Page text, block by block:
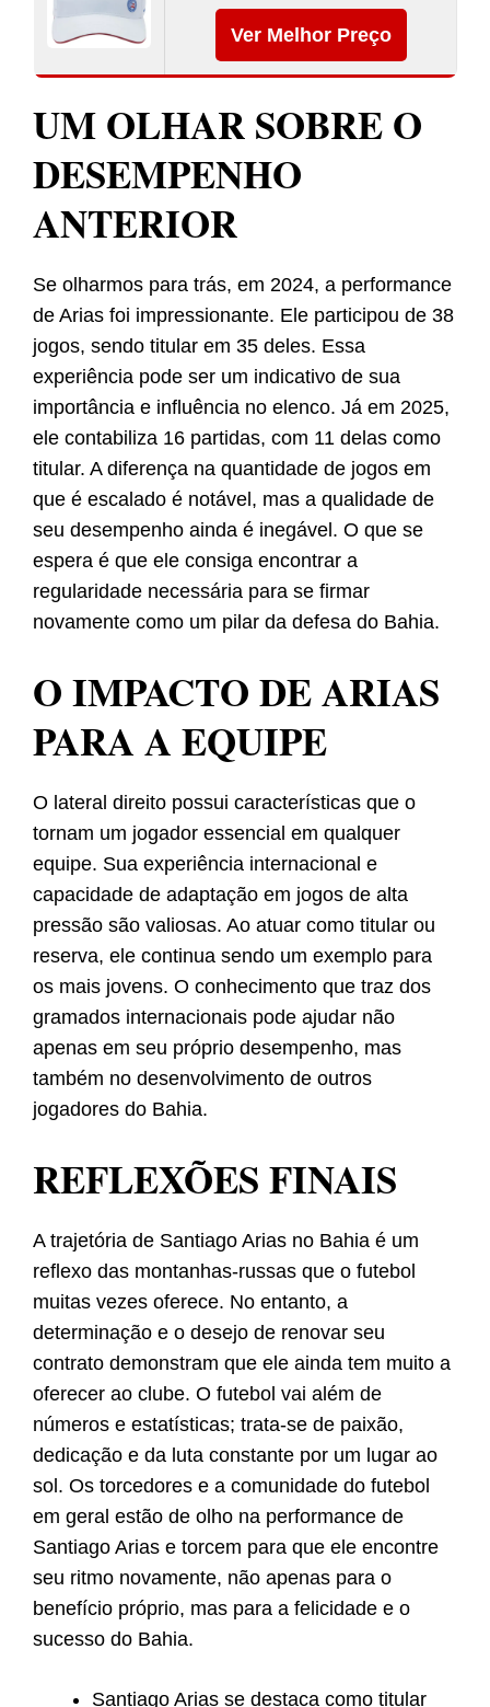
Ver Melhor Preço
UM OLHAR SOBRE O
DESEMPENHO
ANTERIOR
Se olharmos para trás, em 2024, a performance
de Arias foi impressionante. Ele participou de 38
jogos, sendo titular em 35 deles. Essa
experiência pode ser um indicativo de sua
importância e influência no elenco. Já em 2025,
ele contabiliza 16 partidas, com 11 delas como
titular. A diferença na quantidade de jogos em
que é escalado é notável, mas a qualidade de
seu desempenho ainda é inegável. O que se
espera é que ele consiga encontrar a
regularidade necessária para se firmar
novamente como um pilar da defesa do Bahia.
O IMPACTO DE ARIAS
PARA A EQUIPE
O lateral direito possui características que o
tornam um jogador essencial em qualquer
equipe. Sua experiência internacional e
capacidade de adaptação em jogos de alta
pressão são valiosas. Ao atuar como titular ou
reserva, ele continua sendo um exemplo para
os mais jovens. O conhecimento que traz dos
gramados internacionais pode ajudar não
apenas em seu próprio desempenho, mas
também no desenvolvimento de outros
jogadores do Bahia.
REFLEXÕES FINAIS
A trajetória de Santiago Arias no Bahia é um
reflexo das montanhas-russas que o futebol
muitas vezes oferece. No entanto, a
determinação e o desejo de renovar seu
contrato demonstram que ele ainda tem muito a
oferecer ao clube. O futebol vai além de
números e estatísticas; trata-se de paixão,
dedicação e da luta constante por um lugar ao
sol. Os torcedores e a comunidade do futebol
em geral estão de olho na performance de
Santiago Arias e torcem para que ele encontre
seu ritmo novamente, não apenas para o
benefício próprio, mas para a felicidade e o
sucesso do Bahia.
Santiago Arias se destaca como titular